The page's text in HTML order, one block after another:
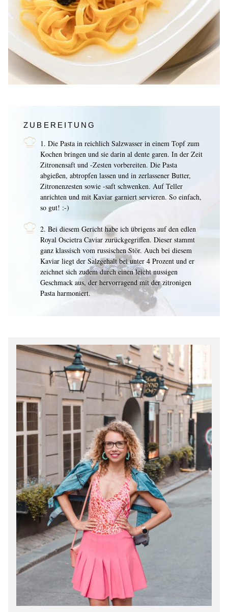
ZUBEREITUNG
1. Die Pasta in reichlich Salzwasser in einem Topf zum
Kochen bringen und sie darin al dente garen. In der Zeit
Zitronensaft und -Zesten vorbereiten. Die Pasta
abgießen, abtropfen lassen und in zerlassener Butter,
Zitronenzesten sowie -saft schwenken. Auf Teller
anrichten und mit Kaviar garniert servieren. So einfach,
so gut! :-)
2. Bei diesem Gericht habe ich übrigens auf den edlen
Royal Oscietra Caviar zurückgegriffen. Dieser stammt
ganz klassisch vom russischen Stör. Auch bei diesem
Kaviar liegt der Salzgehalt bei unter 4 Prozent und er
zeichnet sich zudem durch einen leicht nussigen
Geschmack aus, der hervorragend mit der zitronigen
Pasta harmoniert.